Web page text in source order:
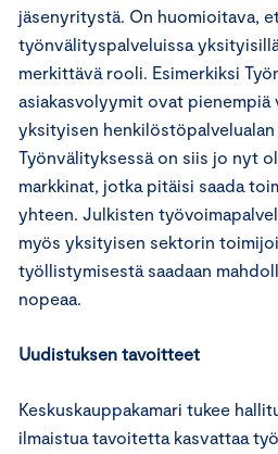
jäsenyritystä. On huomioitava,
työnvälityspalveluissa
merkittävä rooli. Esimerkiksi
asiakasvolyymit ovat pienempiä
yksityisen
Työnvälityksessä on siis jo nyt
markkinat, jotka pitäisi saada
yhteen. Julkisten
myös yksityisen sektorin
työllistymisestä saadaan
nopeaa.
Uudistuksen tavoitteet
Keskuskauppakamari tukee
ilmaistua tavoitetta kasvattaa